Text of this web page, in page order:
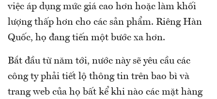
việc áp dụng mức giá cao hơn hoặc làm khối
lượng thấp hơn cho các sản phẩm. Riêng Hàn
Quốc, họ đang tiến một bước xa hơn.
Bắt đầu từ năm tới, nước này sẽ yêu cầu các
công ty phải tiết lộ thông tin trên bao bì và
trang web của họ bất kể khi nào các mặt hàng